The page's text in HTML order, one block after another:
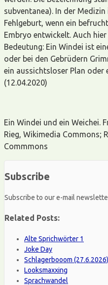
subventanea). In der
Fehlgeburt, wenn ein
Embryo entwickelt. Auch
Bedeutung: Ein Windei ist
oder bei den Gebrüdern
ein aussichtsloser Plan oder
(12.04.2020)
Ein Windei und ein Weichei.
Rieg, Wikimedia Commons;
Commmons
Subscribe
Subscribe to our e-mail
Related Posts:
Alte Sprichwörter 1
Joke Day
Schlagerbooom (27.6.2026)
Looksmaxxing
Sprachwandel